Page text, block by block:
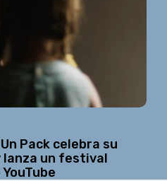
Pack celebra su
lanza un festival